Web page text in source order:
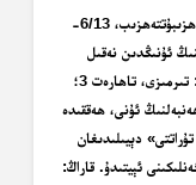
– مىززىي، تەھزىبۇلكەمال، 1682؛ ئىبنى ھەجەر تەھزىبۇتتەھزىب، 6/13-
ھەنبەلنىڭ ئۇنىڭدىن نەقىل
قىلىنغان رىۋايەتنى دەلىل قىلغانلىقىنى بىلدۈرىدۇ. قاراڭ: تىرمىزى، تاھارەت 3؛
ئىبنى ھەنبەلنىڭ ئۇنى، ھەققىدە
دېيىلىدىغان
ئېيتىدۇ. قاراڭ: